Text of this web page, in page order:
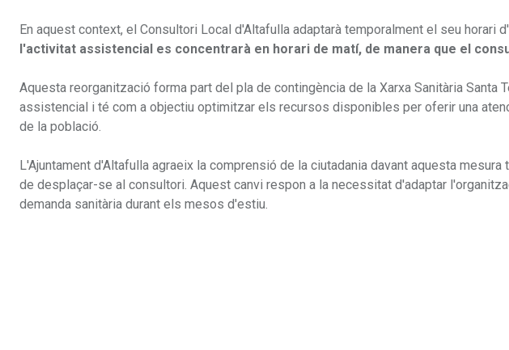
En aquest context, el Consultori Local d'Altafulla adaptarà temporalment el seu horari
l'activitat assistencial es concentrarà en horari de matí, de manera que el
Aquesta reorganització forma part del pla de contingència de la Xarxa Sanitària Santa
assistencial i té com a objectiu optimitzar els recursos disponibles per oferir una
de la població.
L'Ajuntament d'Altafulla agraeix la comprensió de la ciutadania davant aquesta
de desplaçar-se al consultori. Aquest canvi respon a la necessitat d'adaptar
demanda sanitària durant els mesos d'estiu.